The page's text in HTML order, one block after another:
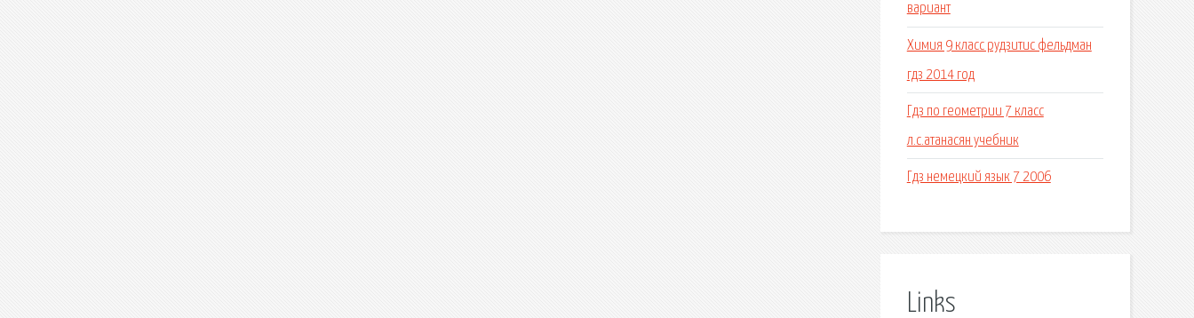
вариант
Химия 9 класс рудзитис фельдман
гдз 2014 год
Гдз по геометрии 7 класс
л.с.атанасян учебник
Гдз немецкий язык 7 2006
Links